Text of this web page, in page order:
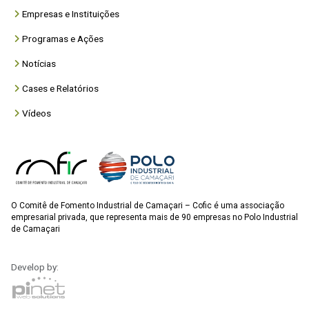
Empresas e Instituições
Programas e Ações
Notícias
Cases e Relatórios
Vídeos
O Comitê de Fomento Industrial de Camaçari – Cofic é uma associação
empresarial privada, que representa mais de 90 empresas no Polo Industrial
de Camaçari
Develop by: